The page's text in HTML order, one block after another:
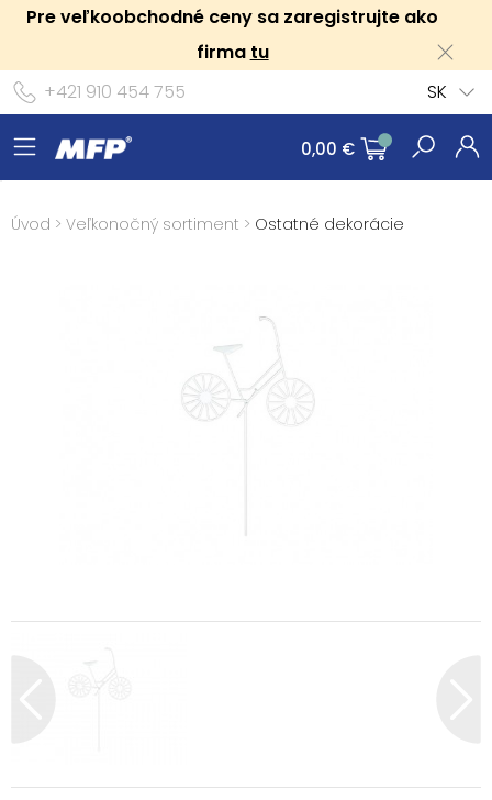
Pre veľkoobchodné ceny sa zaregistrujte ako
firma tu
+421 910 454 755
SK
0,00 €
Úvod > Veľkonočný sortiment > Ostatné dekorácie